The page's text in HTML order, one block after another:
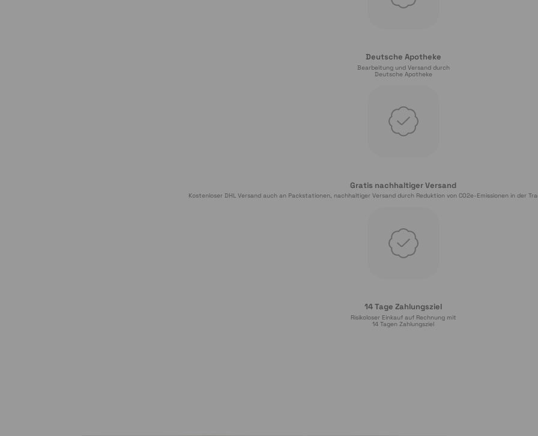
Deutsche Apotheke
Bearbeitung und Versand durch
Deutsche Apotheke
Gratis nachhaltiger Versand
Kostenloser DHL Versand auch an Packstationen, nachhaltiger Versand durch Reduktion von CO2e-Emissionen in der
14 Tage Zahlungsziel
Risikoloser Einkauf auf Rechnung mit
14 Tagen Zahlungsziel